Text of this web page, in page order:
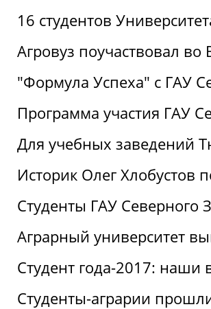
16 студентов
Агровуз поучаствовал
"Формула Успеха" с ГАУ
Программа участия ГАУ
Для учебных заведений
Историк Олег Хлобустов
Студенты ГАУ Северного
Аграрный университет
Студент года-2017: наши
Студенты-аграрии